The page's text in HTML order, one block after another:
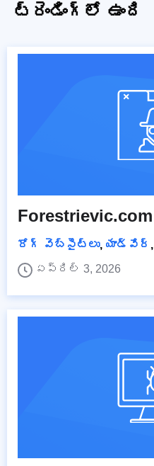
ట్రెండింగ్‌లో ఉంది
Forestrievic.com
రోగ్ వెబ్‌సైట్‌లు, యాడ్వేర్ ,
ఏప్రిల్ 3, 2026